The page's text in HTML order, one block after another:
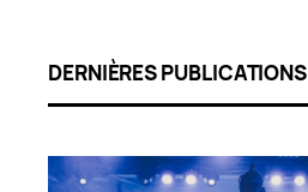
DERNIÈRES PUBLICATIONS